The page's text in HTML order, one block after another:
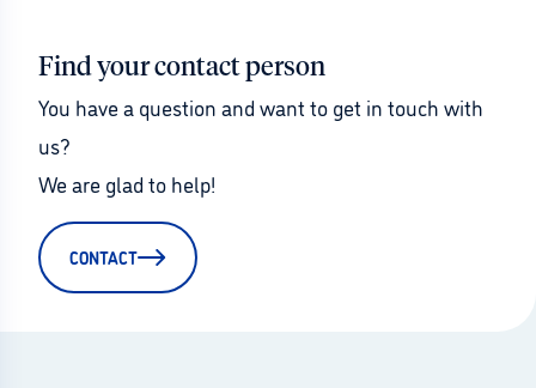
Find your contact person
You have a question and want to get in touch with
us?
We are glad to help!
CONTACT